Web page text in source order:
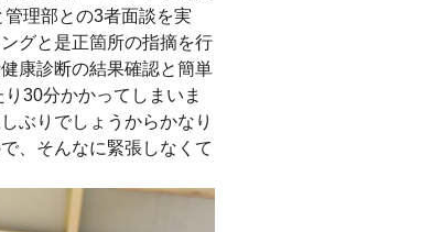
理部との3者面談を実
グと是正箇所の指摘を行
康診断の結果確認と簡単
30分かかってしまいま
ぶりでしょうからかなり
、そんなに緊張しなくて